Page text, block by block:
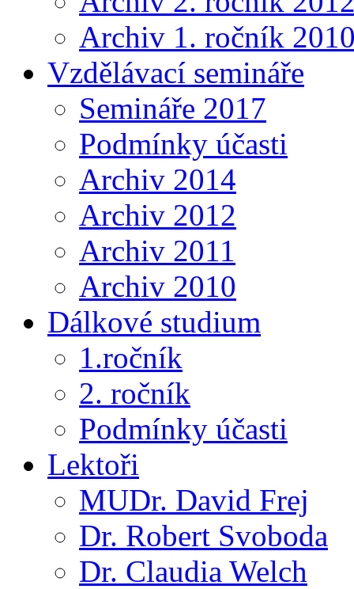
Archiv 1. ročník
Vzdělávací semináře
Semináře 2017
Podmínky účasti
Archiv 2014
Archiv 2012
Archiv 2011
Archiv 2010
Dálkové studium
1.ročník
2. ročník
Podmínky účasti
Lektoři
MUDr. David Frej
Dr. Robert Svoboda
Dr. Claudia Welch